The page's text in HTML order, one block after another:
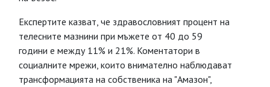
Експертите казват, че здравословният процент на
телесните мазнини при мъжете от 40 до 59
години е между 11% и 21%. Коментатори в
социалните мрежи, които внимателно наблюдават
трансформацията на собственика на "Амазон",